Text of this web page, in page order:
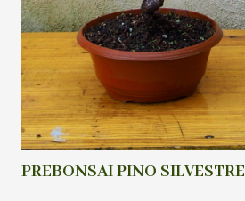
PREBONSAI PINO SILVESTRE